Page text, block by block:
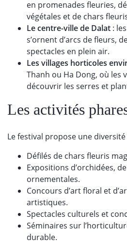
en promenades fleuries,
végétales et de chars
Le centre-ville de Dalat :
s’ornent d’arcs de fleurs,
spectacles en plein air.
Les villages horticoles
Thanh ou Ha Dong, où les
découvrir les serres et
Les activités
Le festival propose une diversité
Défilés de chars fleuris
Expositions d’orchidées,
ornementales.
Concours d’art floral et
artistiques.
Spectacles culturels et
Séminaires sur
durable.